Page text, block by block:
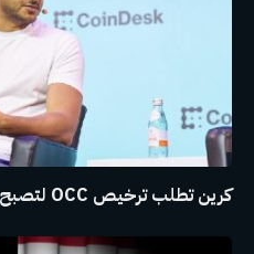
كرين تطلب ترخيص OCC لتصبح بنكًا رقميًا فيدراليًا